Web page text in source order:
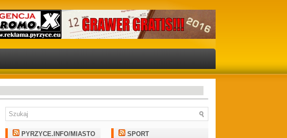
PYRZYCE.INFO/MIASTO
SPORT